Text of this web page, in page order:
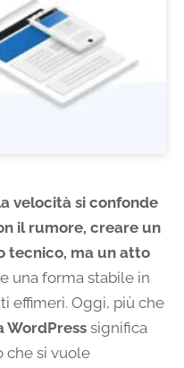
velocità si confonde
il rumore, creare un
tecnico, ma un atto
una forma stabile in
effimeri. Oggi, più che
WordPress significa
che si vuole